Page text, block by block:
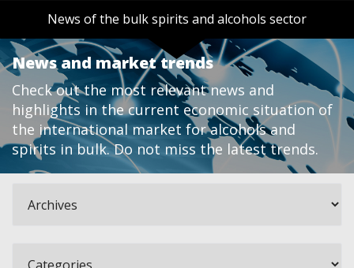
News of the bulk spirits and alcohols sector
News and market trends
Check out the most relevant news and
highlights in the current economic situation of
the international market for alcohols and
spirits in bulk. Do not miss the latest trends.